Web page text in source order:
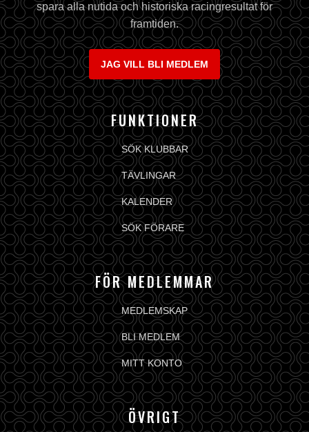
spara alla nutida och historiska racingresultat för
framtiden.
JAG VILL BLI MEDLEM
FUNKTIONER
SÖK KLUBBAR
TÄVLINGAR
KALENDER
SÖK FÖRARE
FÖR MEDLEMMAR
MEDLEMSKAP
BLI MEDLEM
MITT KONTO
ÖVRIGT